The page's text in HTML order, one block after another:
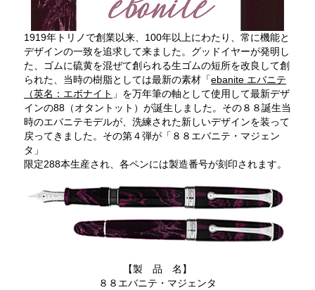
1919年トリノで創業以来、100年以上にわたり、常に機能と
デザインの一致を追求して来ました。グッドイヤーが発明し
た、ゴムに硫黄を混ぜて創られる生ゴムの短所を改良して創
られた、当時の樹脂としては最新の素材「ebanite エバニテ
（英名：エボナイト 」を万年筆の軸として使用して最新デザ
インの88（オタントット）が誕生しました。その８８誕生当
時のエバニテモデルが、洗練された新しいデザインを装って
戻ってきました。その第４弾が「８８エバニテ・マジェン
タ」
限定288本生産され、各ペンには製造番号が刻印されます。
【製 品 名】
８８エバニテ・マジェンタ